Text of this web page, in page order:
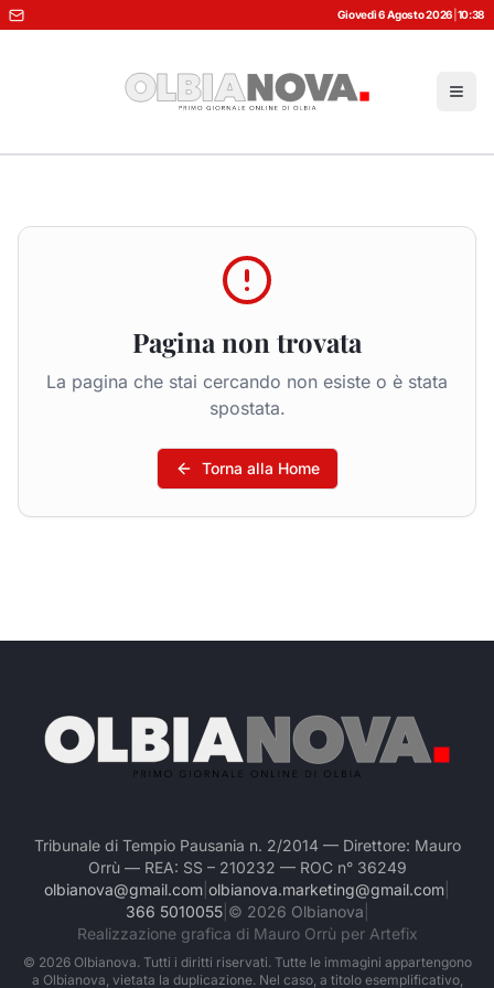
Giovedì 6 Agosto 2026 10:38
Pagina non trovata
La pagina che stai cercando non esiste o è stata
spostata.
Torna alla Home
Tribunale di Tempio Pausania n. 2/2014 — Direttore: Mauro
Orrù — REA: SS – 210232 — ROC n° 36249
olbianova@gmail.com olbianova.marketing@gmail.com
366 5010055| © 2026 Olbianova
Realizzazione grafica di Mauro Orrù per Artefix
© 2026Olbianova. Tutti i diritti riservati. Tutte le immagini appartengono
a Olbianova, vietata la duplicazione. Nel caso, a titolo esemplificativo,